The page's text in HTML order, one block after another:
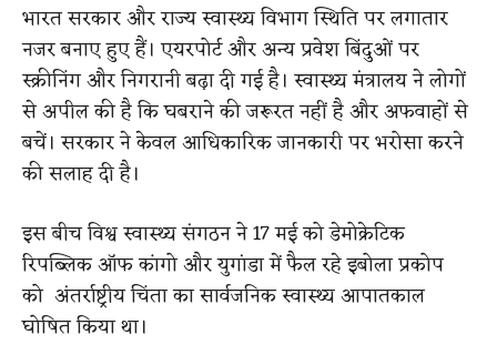
भारत सरकार और राज्य स्वास्थ्य विभाग स्थिति पर लगातार
नजर बनाए हुए हैं। एयरपोर्ट और अन्य प्रवेश बिंदुओं पर
स्क्रीनिंग और निगरानी बढ़ा दी गई है। स्वास्थ्य मंत्रालय ने लोगों
से अपील की है कि घबराने की जरूरत नहीं है और अफवाहों से
बचें। सरकार ने केवल आधिकारिक जानकारी पर भरोसा करने
की सलाह दी है।
इस बीच विश्व स्वास्थ्य संगठन ने 17 मई को डेमोक्रेटिक
रिपब्लिक ऑफ कांगो और युगांडा में फैल रहे इबोला प्रकोप
को अंतर्राष्ट्रीय चिंता का सार्वजनिक स्वास्थ्य आपातकाल
घोषित किया था।